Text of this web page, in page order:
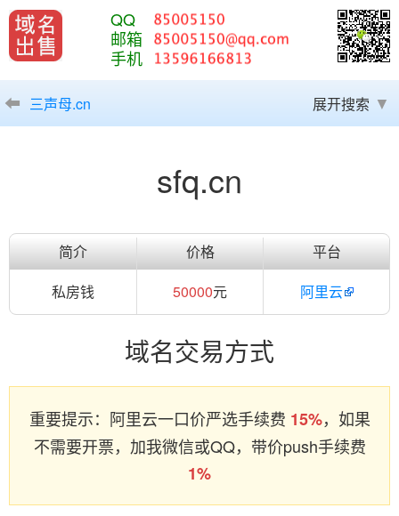
QQ
邮箱
手机
三声母.cn 展开搜索
sfq.cn
简介 价格
平台
私房钱
50000元 阿里云
域名交易方式
重要提示：阿里云一口价严选手续费 15%，如果
不需要开票，加我微信或QQ，带价push手续费
1%